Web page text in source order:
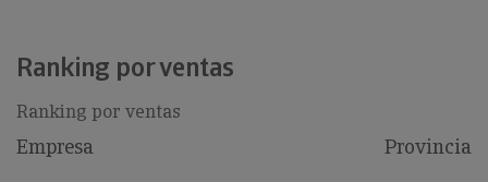
Ranking por ventas
Ranking por ventas
Empresa Provincia